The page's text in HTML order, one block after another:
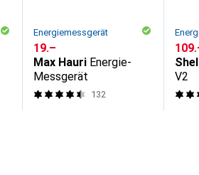
Energiemessgerät
CHF
19.–
Max Hauri Energie-
Messgerät
132
CHF
V2